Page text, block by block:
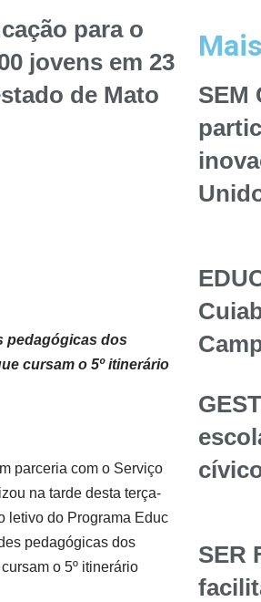
para o
jovens em 23
de Mato
pedagógicas dos
cursam o 5º itinerário
parceria com o Serviço
na tarde desta terça-
letivo do Programa Educ
pedagógicas dos
o 5º itinerário
SEM
SER